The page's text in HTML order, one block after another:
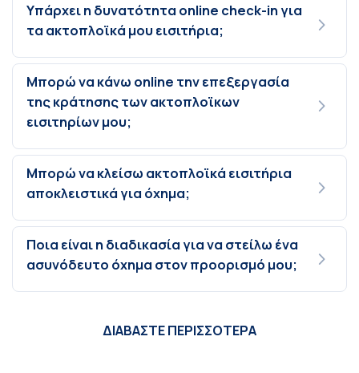
Υπάρχει η δυνατότητα online check-in για
τα ακτοπλοϊκά μου εισιτήρια;
Μπορώ να κάνω online την επεξεργασία
της κράτησης των ακτοπλοϊκων
εισιτηρίων μου;
Μπορώ να κλείσω ακτοπλοϊκά εισιτήρια
αποκλειστικά για όχημα;
Ποια είναι η διαδικασία για να στείλω ένα
ασυνόδευτο όχημα στον προορισμό μου;
ΔΙΑΒΑΣΤΕ ΠΕΡΙΣΣΟΤΕΡΑ